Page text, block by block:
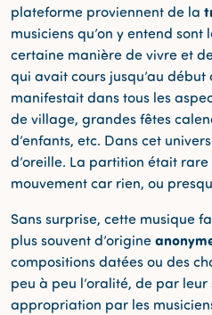
plateforme proviennent de la
musiciens qu’on y entend sont
certaine manière de vivre et
qui avait cours jusqu’au
manifestait dans tous les
de village, grandes fêtes
d’enfants, etc. Dans cet
d’oreille. La partition était
mouvement car rien, ou
Sans surprise, cette musique
plus souvent d’origine
compositions datées ou des
peu à peu l’oralité, de par leur
appropriation par les